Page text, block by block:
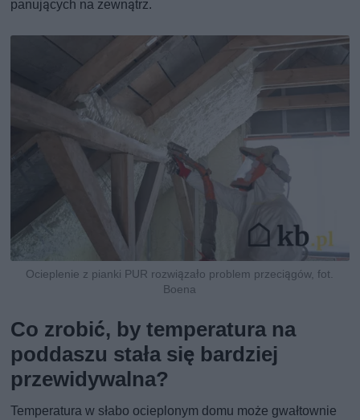
panujących na zewnątrz.
Ocieplenie z pianki PUR rozwiązało problem przeciągów, fot.
Boena
Co zrobić, by temperatura na
poddaszu stała się bardziej
przewidywalna?
Temperatura w słabo ocieplonym domu może gwałtownie